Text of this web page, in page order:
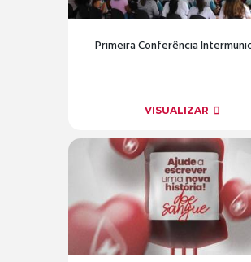
Primeira Conferência
VISUALIZAR